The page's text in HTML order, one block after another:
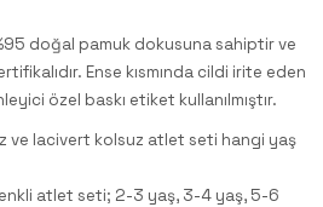
doğal pamuk dokusuna sahiptir ve
Ense kısmında cildi irite eden
özel baskı etiket kullanılmıştır.
ve lacivert kolsuz atlet seti hangi yaş
atlet seti; 2-3 yaş, 3-4 yaş, 5-6